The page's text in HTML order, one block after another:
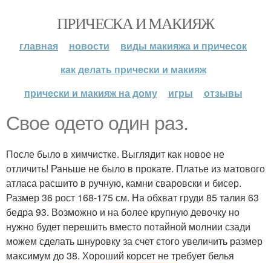
ПРИЧЕСКА И МАКИЯЖ
главная новости
виды макияжа и причесок
как делать прически и макияж
прически и макияж на дому
игры отзывы
Свое одето один раз.
После было в химчистке. Выглядит как новое не
отличить! Раньше не было в прокате. Платье из матового
атласа расшито в ручную, камни сваровски и бисер.
Размер 36 рост 168-175 см. На обхват груди 85 талия 63
бедра 93. Возможно и на более крупную девочку но
нужно будет перешить вместо потайной молнии сзади
можем сделать шнуровку за счет єтого увеличить размер
максимум до 38. Хороший корсет не требует белья